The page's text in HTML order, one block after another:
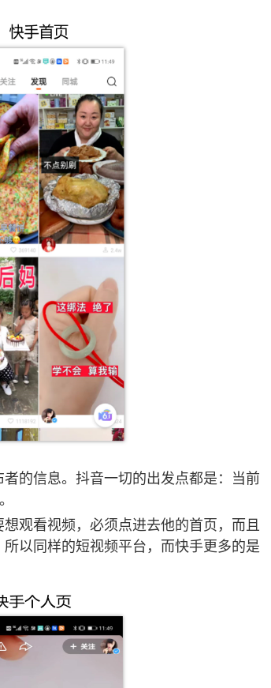
的信息。抖音一切的出发点都是：当前
观看视频，必须点进去他的首页，而且
以同样的短视频平台，而快手更多的是